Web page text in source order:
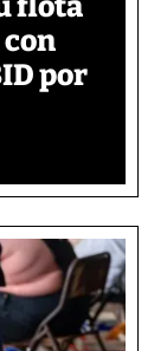
por